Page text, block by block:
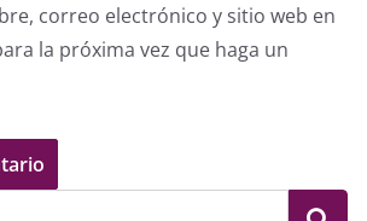
correo electrónico y sitio web en
la próxima vez que haga un